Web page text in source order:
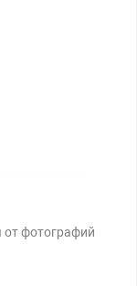
от фотографий